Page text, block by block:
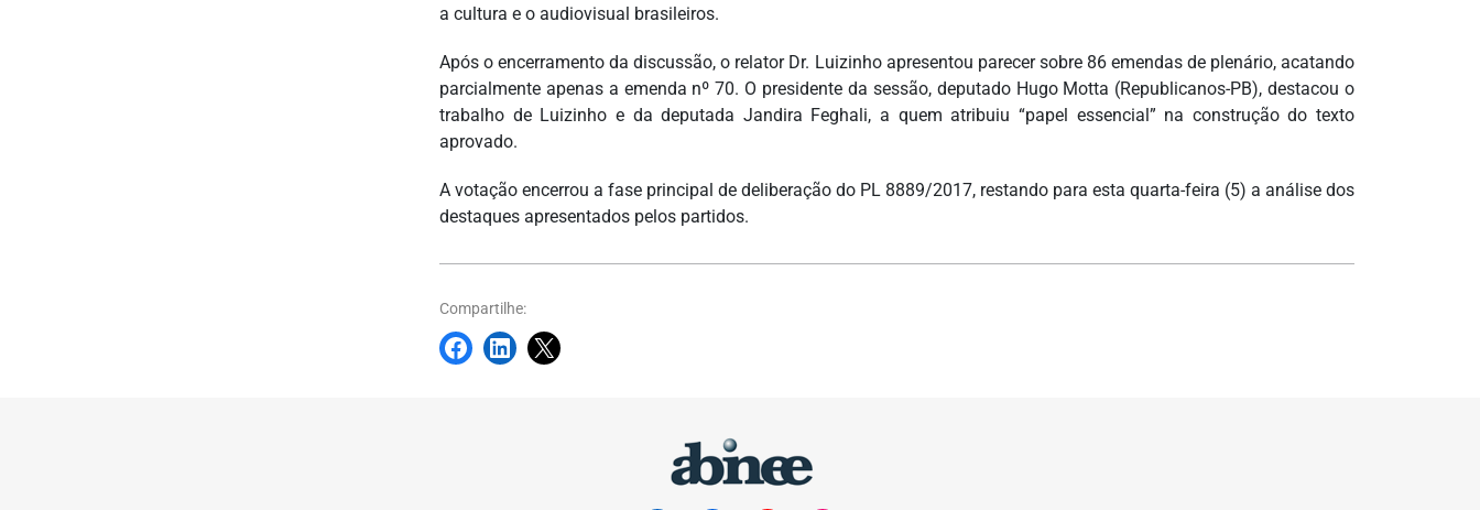
a cultura e o audiovisual brasileiros.
Após o encerramento da discussão, o relator Dr. Luizinho apresentou parecer sobre 86 emendas de plenário, acatando
parcialmente apenas a emenda nº 70. O presidente da sessão, deputado Hugo Motta (Republicanos-PB), destacou o
trabalho de Luizinho e da deputada Jandira Feghali, a quem atribuiu “papel essencial” na construção do texto
aprovado.
A votação encerrou a fase principal de deliberação do PL 8889/2017, restando para esta quarta-feira (5) a análise dos
destaques apresentados pelos partidos.
Compartilhe: